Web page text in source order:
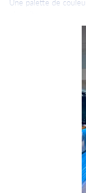
Félicitations à